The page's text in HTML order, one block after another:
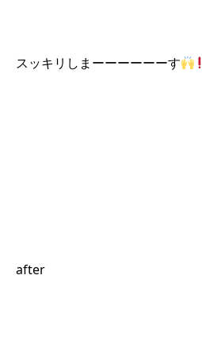
スッキリしまーーーーーーす
after